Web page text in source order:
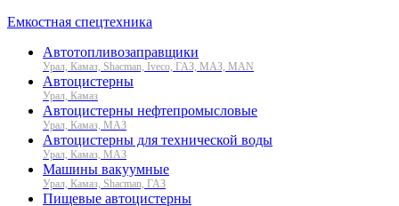
Емкостная спецтехника
Автотопливозаправщики
Урал, Камаз, Shacman, Iveco, ГАЗ, МАЗ, MAN
Автоцистерны
Урал, Камаз
Автоцистерны нефтепромысловые
Урал, Камаз, МАЗ
Автоцистерны для технической воды
Урал, Камаз, МАЗ
Машины вакуумные
Урал, Камаз, Shacman, ГАЗ
Пищевые автоцистерны